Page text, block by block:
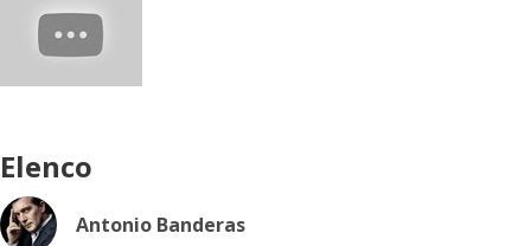
Elenco
Antonio Banderas